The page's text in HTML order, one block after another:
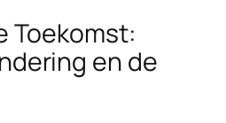
Toekomst:
en de